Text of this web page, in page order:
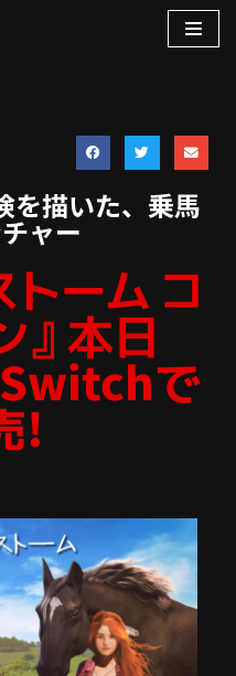
を描いた、乗馬
ャー
トーム コ
』本日
で
!